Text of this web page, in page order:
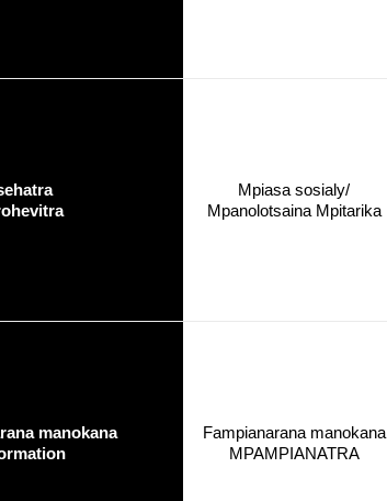
Mpiasa sosialy/
Mpanolotsaina Mpitarika
manokana
Fampianarana manokana
MPAMPIANATRA